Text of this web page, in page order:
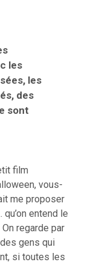
les
les
des
sont
film
vous-
me proposer
entend le
regarde par
gens qui
si toutes les